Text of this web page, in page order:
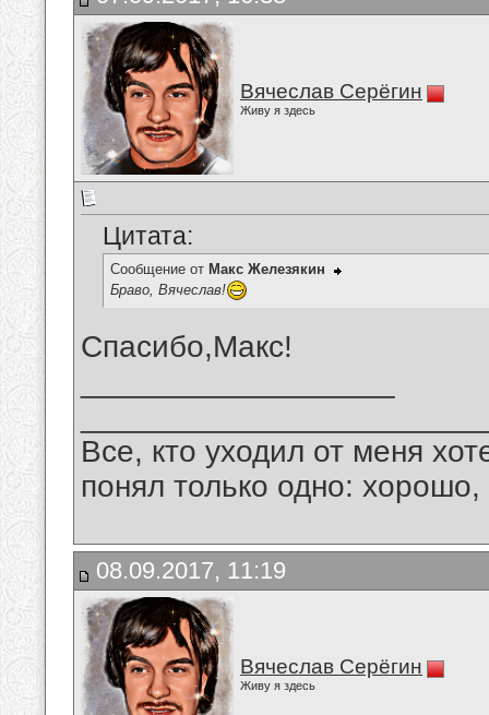
Вячеслав Серёгин
Живу я здесь
Цитата:
Сообщение от Макс Железякин
Браво, Вячеслав!
Спасибо,Макс!
Все, кто уходил от меня
понял только одно:
08.09.2017, 11:19
Вячеслав Серёгин
Живу я здесь